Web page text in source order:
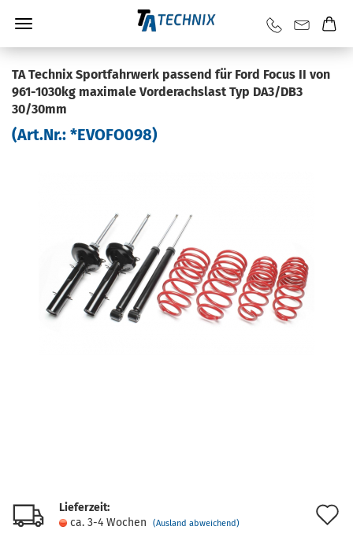
TA Tech­nix Sport­fahr­werk pas­send für Ford Focus II von
961-​1030kg ma­xi­ma­le Vor­der­achs­last Typ DA3/DB3
30/30mm
(Art.Nr.: *EVOFO098)
Lieferzeit:
ca. 3-4 Wochen
(Ausland abweichend)